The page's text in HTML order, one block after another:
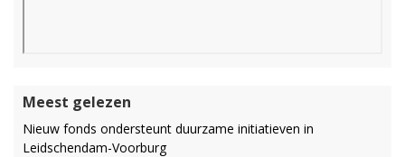
Meest gelezen
Nieuw fonds ondersteunt duurzame initiatieven in
Leidschendam-Voorburg